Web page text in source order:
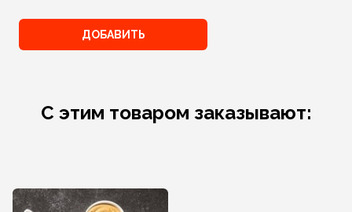
ДОБАВИТЬ
С этим товаром заказывают: